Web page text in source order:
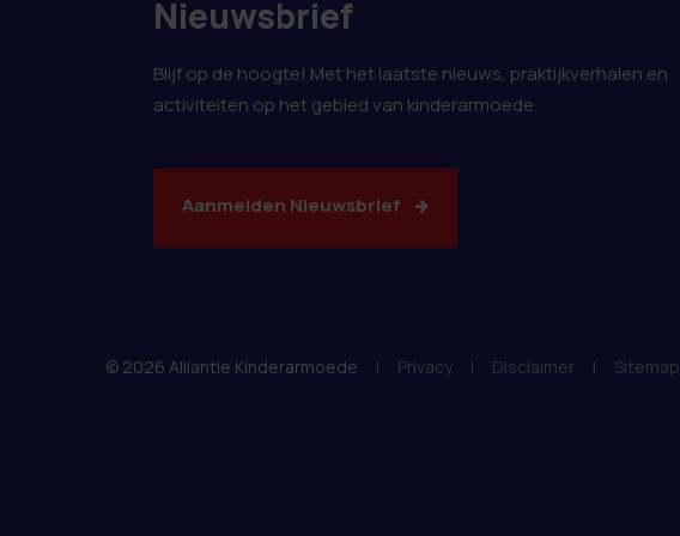
Nieuwsbrief
Blijf op de hoogte! Met het laatste nieuws, praktijkverhalen en
activiteiten op het gebied van kinderarmoede.
Aanmelden Nieuwsbrief
© 2026 Alliantie Kinderarmoede | Privacy | Disclaimer | Sitemap